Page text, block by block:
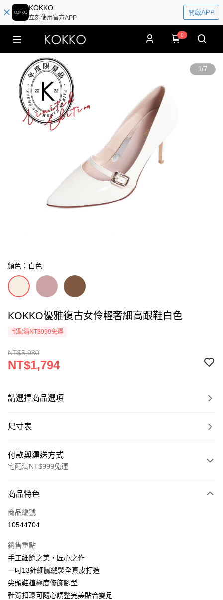
KOKKO
立刻使用官方APP
開啟APP
0
1/7
顏色：白色
KOKKO優雅復古女伶輕奢細高跟鞋白色
宅配滿NT$999免運
NT$5,980
NT$1,794
請選擇商品選項
尺寸表
付款與運送方式
宅配滿NT$999免運
信用卡一次付款
LINE Pay
街口支付
悠遊付
AFTEE先享後付
商品特色
商品編號
10544704
銷售重點
手工細節之美，匠心之作
一吋13針細膩縫製全真皮打造
尖頭鞋楦極度修飾腳型
鞋背扣環可隨心調整完美貼合雙足